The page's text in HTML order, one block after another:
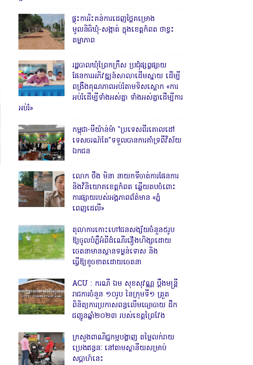
ផ្ទុះការរិះគន់ការដេញថ្លៃគម្រោង
មូលនិធិឃុំ-សង្កាត់ ក្នុងខេត្តកំពត ថាខ្វះ
តម្លាភាព
រដ្ឋបាលឃុំព្រែកក្រឹស ប្រជុំផ្សព្វផ្សាយ
ផែនការអភិវឌ្ឍន៍សាលាដើមស្នាយ ដើម្បី
ពង្រឹងគុណភាពអប់រំតាមទិសស្លោក «ការ
អប់រំដើម្បីទាំងអស់គ្នា ទាំងអស់គ្នាដើម្បីការ
អប់រំ»
កម្ពុជា-មីយ៉ាន់ម៉ា "ប្រទេសពីរគោលដៅ
ទេសចរណ៍តែ"ទទួលបានការគាំទ្រពីវិស័យ
ឯកជន
លោក ថឹង មិនា នាយកទីចាត់ការផែនការ
និងវិនិយោគខេត្តកំពត ឆ្លើយតបចំពោះ
ការផ្សាយរបស់អង្គភាពព័ត៌មាន «ភ្នំ
ពេញដេលី»
តុលាការកោះហៅជនសង្ស័យចំនួន៥រូប
ឱ្យចូលបំភ្លឺអំពីដំណើររឿងហិង្សាដោយ
ចេតនាមានស្ថានទម្ងន់ទោស និង
ធ្វើឱ្យខូចខាតដោយចេតនា
ACU : ករណី ឯម សុខសុវណ្ណ ប្ដឹងមន្ត្រី
រាជការចំនួន ១០រូប នៃក្រុមទី១ ត្រួត
ពិនិត្យការប្រកាសពន្ធលើមធ្យោបាយ ដឹក
ជញ្ជូនឆ្នាំ២០២៣ របស់ខេត្តព្រៃវែង
ក្រសួងពាណិជ្ជកម្មបង្ហាញ តម្លៃលក់រាយ
ប្រេងឥន្ធនៈ នៅតាមស្ថានីយសម្រាប់
សប្តាហ៍នេះ